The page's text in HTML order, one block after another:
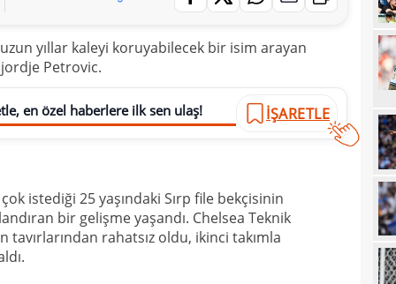
yıllar kaleyi koruyabilecek bir isim arayan
Petrovic.
en özel haberlere ilk sen ulaş! İŞARETLE
istediği 25 yaşındaki Sırp file bekçisinin
bir gelişme yaşandı. Chelsea Teknik
rahatsız oldu, ikinci takımla